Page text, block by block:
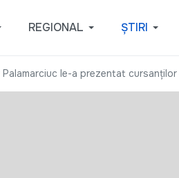
REGIONAL ȘTIRI
le-a prezentat